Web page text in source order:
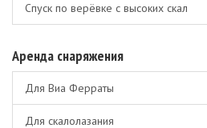
Спуск по верёвке с высоких скал
Аренда снаряжения
Для Виа Ферраты
Для скалолазания